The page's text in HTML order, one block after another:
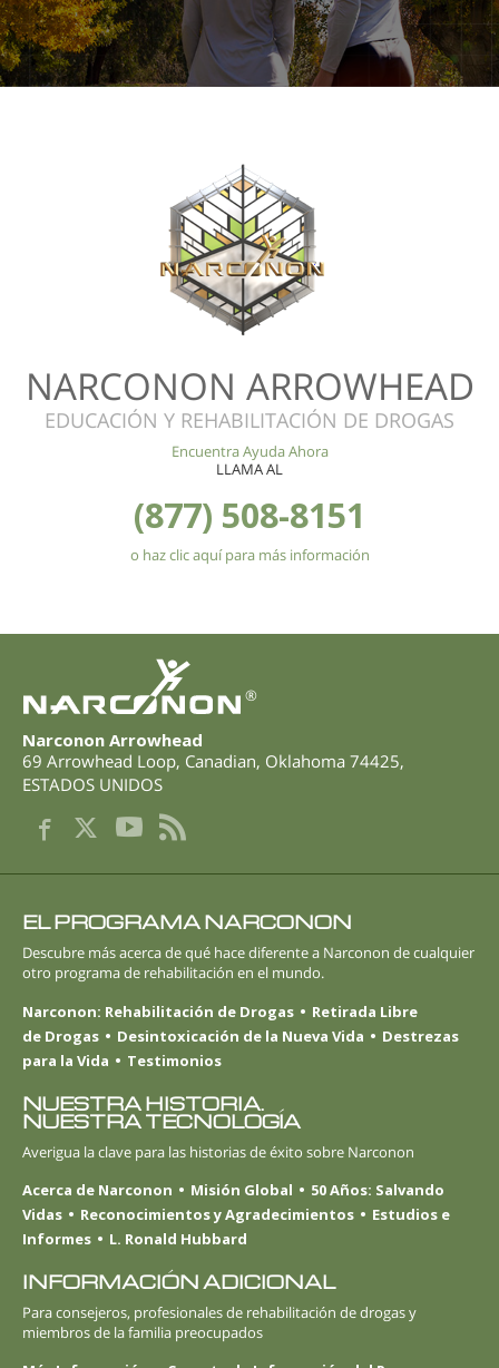
NARCONON ARROWHEAD
EDUCACIÓN Y REHABILITACIÓN DE DROGAS
Encuentra Ayuda Ahora
LLAMA AL
(877) 508-8151
o haz clic aquí para más información
®
Narconon Arrowhead
69 Arrowhead Loop, Canadian, Oklahoma 74425,
ESTADOS UNIDOS
EL PROGRAMA NARCONON
Descubre más acerca de qué hace diferente a Narconon de cualquier
otro programa de rehabilitación en el mundo.
Narconon: Rehabilitación de Drogas
Retirada Libre
de Drogas
Desintoxicación de la Nueva Vida
Destrezas
para la Vida
Testimonios
NUESTRA HISTORIA.
NUESTRA TECNOLOGÍA
Averigua la clave para las historias de éxito sobre Narconon
Acerca de Narconon
Misión Global
50 Años: Salvando
Vidas
Reconocimientos y Agradecimientos
Estudios e
Informes
L. Ronald Hubbard
INFORMACIÓN ADICIONAL
Para consejeros, profesionales de rehabilitación de drogas y
miembros de la familia preocupados